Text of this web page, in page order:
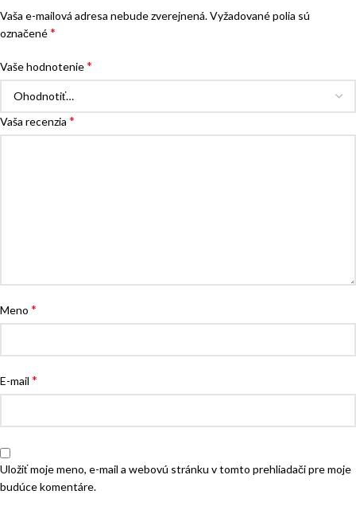
Vaša e-mailová adresa nebude zverejnená.Vyžadované polia sú
označené*
Vaše hodnotenie*
Vaša recenzia *
Meno *
E-mail *
Uložiť moje meno, e-mail a webovú stránku v tomto prehliadači pre moje
budúce komentáre.